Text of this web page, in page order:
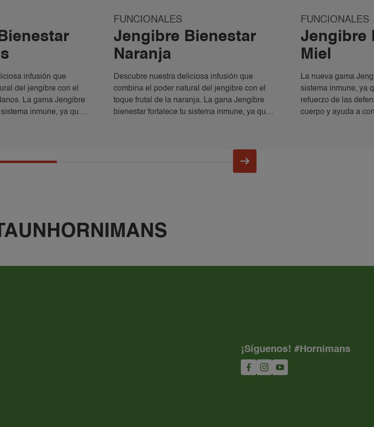
infusión que
del jengibre con el
La gama Jengibre
inmune, ya que
FUNCIONALES
Jengibre Bienestar
Naranja
Descubre nuestra deliciosa infusión que
combina el poder natural del jengibre con el
toque frutal de la naranja. La gana Jengibre
bienestar fortalece tu sistema inmune, ya que
FUNCIONALES
Jengibre
Miel
La nueva gama
sistema inmune, ya
refuerzo de las
cuerpo y ayuda a
¡Síguenos! #Hornimans